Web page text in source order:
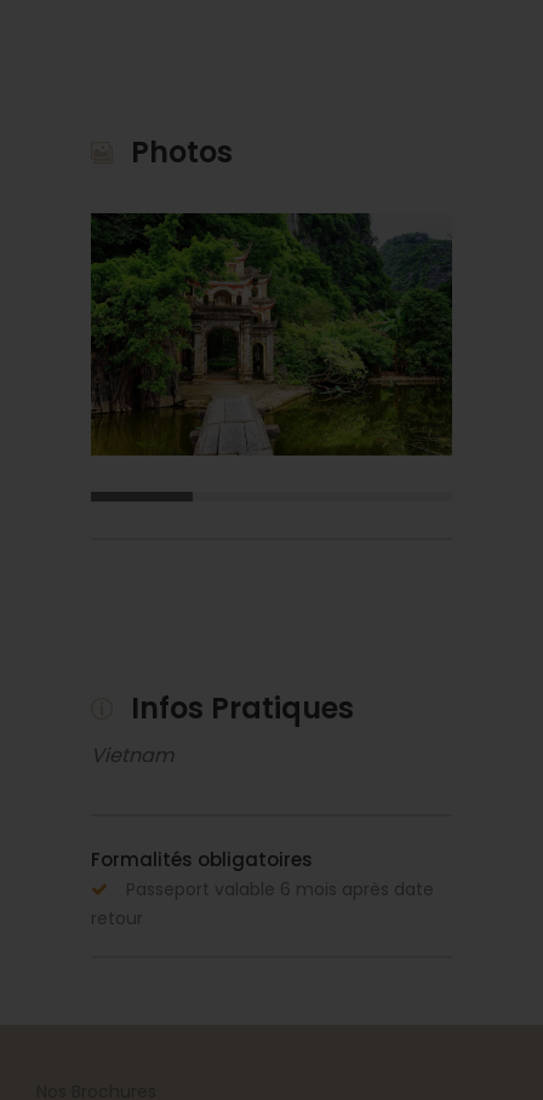
Photos
Infos Pratiques
Vietnam
Formalités obligatoires
Passeport valable 6 mois après date
retour